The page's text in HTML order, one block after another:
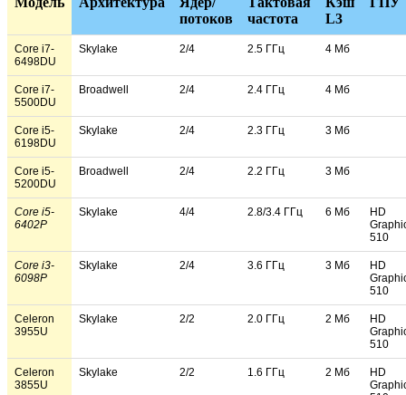
потоков
частота
L3
Core i7-
6498DU
Skylake 2/4 2.5 ГГц 4 Мб
Core i7-
5500DU
Broadwell 2/4 2.4 ГГц 4 Мб
Core i5-
6198DU
Skylake 2/4 2.3 ГГц 3 Мб
Core i5-
5200DU
Broadwell 2/4 2.2 ГГц 3 Мб
Core i5-
6402P
Skylake 4/4 2.8/3.4 ГГц 6 Мб
HD
510
Core i3-
6098P
Skylake 2/4 3.6 ГГц 3 Мб
HD
510
Celeron
3955U
Skylake 2/2 2.0 ГГц 2 Мб
HD
510
Celeron
3855U
Skylake 2/2 1.6 ГГц 2 Мб
HD